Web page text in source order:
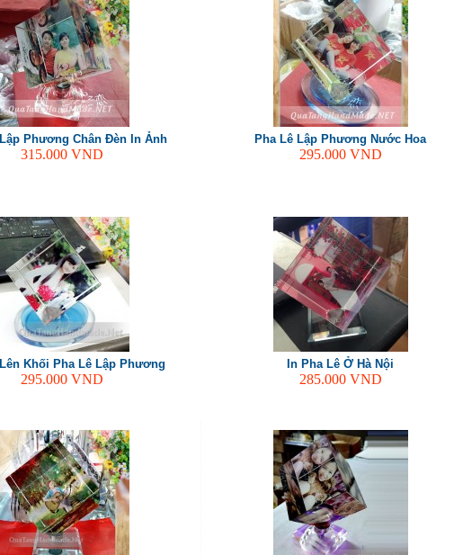
Phương Chân Đèn In Ảnh
315.000 VND
Pha Lê Lập Phương Nước Hoa
295.000 VND
Khối Pha Lê Lập Phương
295.000 VND
In Pha Lê Ở Hà Nội
285.000 VND